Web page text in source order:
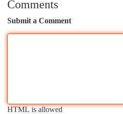
Comments
Submit a Comment
HTML is allowed